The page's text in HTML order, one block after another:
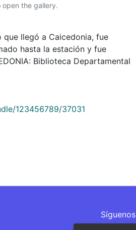
open the gallery.
que llegó a Caicedonia, fue
hasta la estación y fue
Biblioteca Departamental
123456789/37031
Síguenos